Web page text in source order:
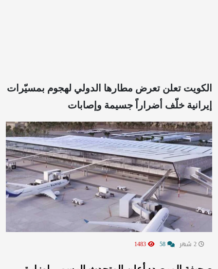
الكويت تعلن تعرض مطارها الدولي لهجوم بمسيّرات
إيرانية خلّف أضراراً جسيمة وإصابات